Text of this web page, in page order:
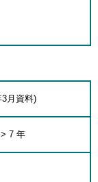
月資料)
> 7 年